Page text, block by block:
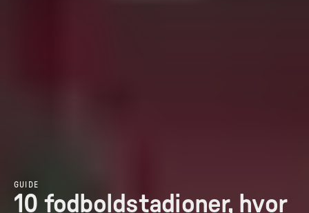
GUIDE
10 fodboldstadioner, hvor